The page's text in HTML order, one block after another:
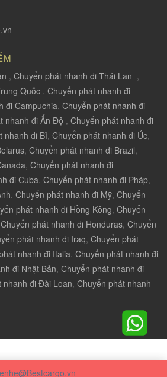
, Chuyển phát nhanh đi Thái Lan ,
Quốc , Chuyển phát nhanh đi
đi Campuchia, Chuyển phát nhanh đi
nhanh đi Ấn Độ , Chuyển phát nhanh đi
nhanh đi Bỉ, Chuyển phát nhanh đi Úc,
, Chuyển phát nhanh đi Brazil,
, Chuyển phát nhanh đi
đi Cuba, Chuyển phát nhanh đi Pháp,
, Chuyển phát nhanh đi Mỹ, Chuyển
phát nhanh đi Hồng Kông, Chuyển
Chuyển phát nhanh đi Honduras, Chuyển
phát nhanh đi Iraq, Chuyển phát
nhanh đi Italia, Chuyển phát nhanh đi
đi Nhật Bản, Chuyển phát nhanh đi
nhanh đi Đài Loan, Chuyển phát nhanh